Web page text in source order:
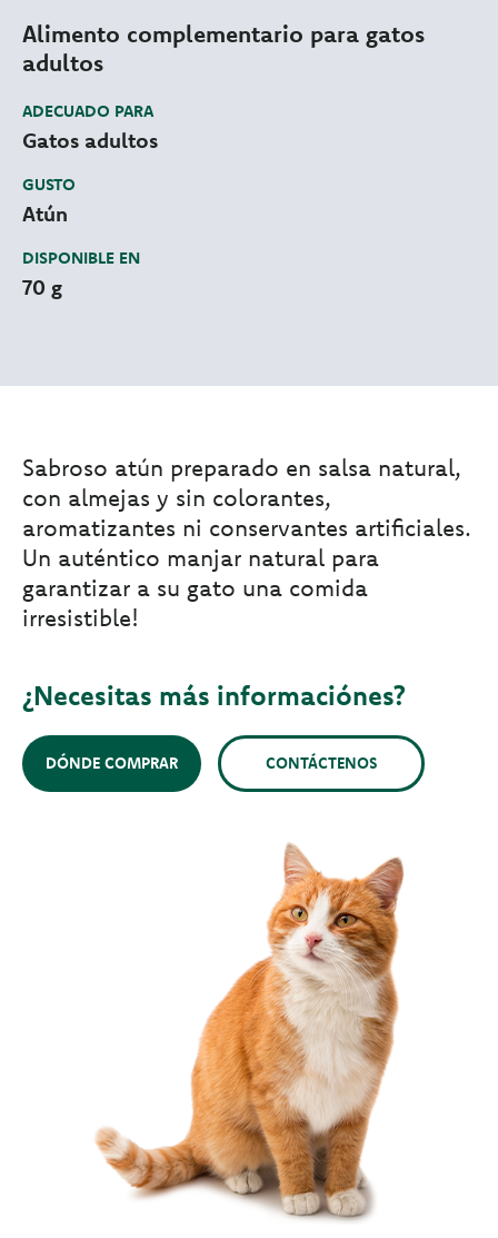
Alimento complementario para gatos
adultos
ADECUADO PARA
Gatos adultos
GUSTO
Atún
DISPONIBLE EN
70 g
Sabroso atún preparado en salsa natural,
con almejas y sin colorantes,
aromatizantes ni conservantes artificiales.
Un auténtico manjar natural para
garantizar a su gato una comida
irresistible!
¿Necesitas más informaciónes?
DÓNDE COMPRAR CONTÁCTENOS